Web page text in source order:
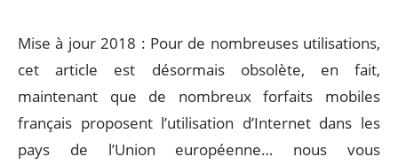
Mise à jour 2018 : Pour de nombreuses utilisations,
cet article est désormais obsolète, en fait,
maintenant que de nombreux forfaits mobiles
français proposent l’utilisation d’Internet dans les
pays de l’Union européenne… nous vous